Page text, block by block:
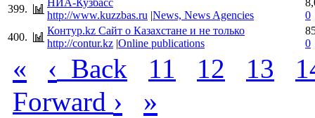
399.
http://www.kuzzbas.ru |News, News Agencies
0
400.
Контур.kz Сайт о Казахстане и не только
http://contur.kz |Online publications
0
« ‹ Back 11 12 13
Forward › »